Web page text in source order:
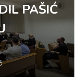
PAŠIĆ